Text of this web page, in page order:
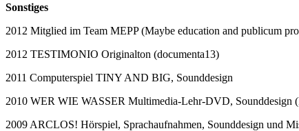
Sonstiges
2012 Mitglied im Team MEPP (Maybe education and publicum
2012 TESTIMONIO Originalton (documenta13)
2011 Computerspiel TINY AND BIG, Sounddesign
2010 WER WIE WASSER Multimedia-Lehr-DVD, Sounddesign
2009 ARCLOS! Hörspiel, Sprachaufnahmen, Sounddesign und